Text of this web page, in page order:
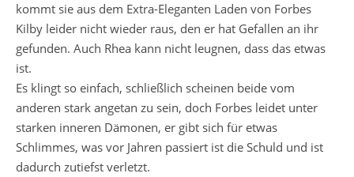
kommt sie aus dem Extra-Eleganten Laden von Forbes
Kilby leider nicht wieder raus, den er hat Gefallen an ihr
gefunden. Auch Rhea kann nicht leugnen, dass das etwas
ist.
Es klingt so einfach, schließlich scheinen beide vom
anderen stark angetan zu sein, doch Forbes leidet unter
starken inneren Dämonen, er gibt sich für etwas
Schlimmes, was vor Jahren passiert ist die Schuld und ist
dadurch zutiefst verletzt.